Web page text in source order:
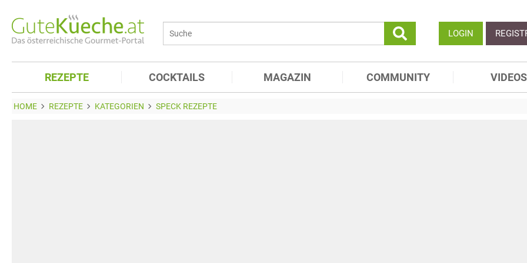
LOGIN
REZEPTE COCKTAILS MAGAZIN COMMUNITY VIDEOS
HOME REZEPTE KATEGORIEN SPECK REZEPTE